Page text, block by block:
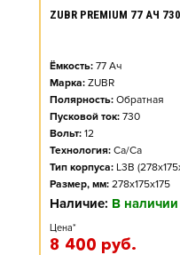
ZUBR PREMIUM 77 АЧ
Ёмкость: 77 Ач
Марка: ZUBR
Полярность: Обратная
Пусковой ток: 730
Вольт: 12
Технология: Ca/Ca
Тип корпуса: L3B
Размер, мм: 278x175x175
Наличие: В наличии
Цена*
8 400 руб.